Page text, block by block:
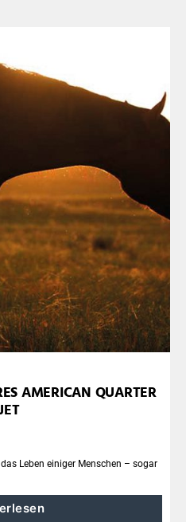
AMERICAN QUARTER
Leben einiger Menschen – sogar